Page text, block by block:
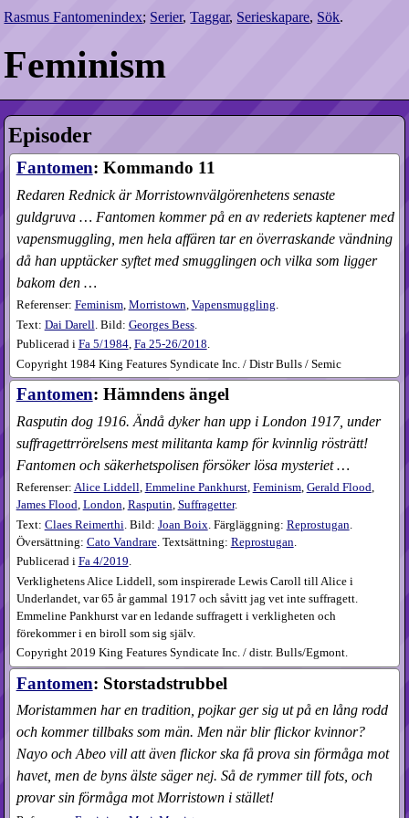
Rasmus Fantomenindex; Serier,Taggar, Serieskapare, Sök.
Feminism
Episoder
Fantomen: Kommando 11
Redaren Rednick är Morristown­välgörenhetens senaste
guldgruva … Fantomen kommer på en av rederiets kaptener med
vapensmuggling, men hela affären tar en överraskande vändning
då han upptäcker syftet med smugglingen och vilka som ligger
bakom den …
Referenser: Feminism, Morristown, Vapensmuggling.
Text: Dai Darell. Bild: Georges Bess.
Publicerad i Fa5​/1984, Fa25-26​/2018.
Copyright 1984 King Features Syndicate Inc. / Distr Bulls / Semic
Fantomen: Hämndens ängel
Rasputin dog 1916. Ändå dyker han upp i London 1917, under
suffragettrrörelsens mest militanta kamp för kvinnlig rösträtt!
Fantomen och säkerhetspolisen försöker lösa mysteriet …
Referenser: Alice Liddell, Emmeline Pankhurst, Feminism, Gerald Flood,
James Flood, London, Rasputin, Suffragetter.
Text: Claes Reimerthi . Bild: Joan Boix . Färgläggning: Reprostugan
Översättning: Cato Vandrare. Textsättning: Reprostugan
Publicerad i Fa4​/2019.
Verklighetens Alice Liddell, som inspirerade Lewis Caroll till Alice i
Underlandet, var 65 år gammal 1917 och såvitt jag vet inte suffragett.
Emmeline Pankhurst var en ledande suffragett i verkligheten och
förekommer i en biroll som sig själv.
Copyright 2019 King Features Syndicate Inc. / distr. Bulls/Egmont.
Fantomen: Storstadstrubbel
Moristammen har en tradition, pojkar ger sig ut på en lång rodd
och kommer tillbaks som män. Men när blir flickor kvinnor?
Nayo och Abeo vill att även flickor ska få prova sin förmåga mot
havet, men de byns älste säger nej. Så de rymmer till fots, och
provar sin förmåga mot Morristown i stället!